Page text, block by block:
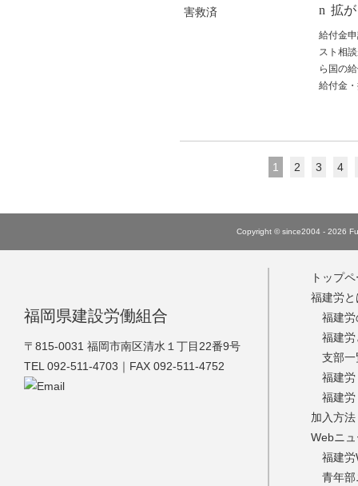
拡
給付金
スト相
ら国の
給付金
1 2 3 4
Copyright © since2004 - 2026
福建労
福岡県建設労働組合
〒815-0031 福岡市南区清水１丁目22番9号
TEL 092-511-4703｜FAX 092-511-4752
トップ
福建労と
福建
福建労
支部一
福建
福建
加入方法
Webニ
福建
青年